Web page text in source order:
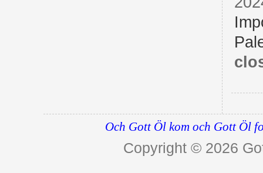
Och Gott Öl kom och Gott Öl
Copyright © 2026